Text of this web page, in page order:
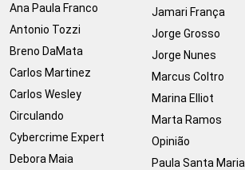
Ana Paula Franco
Antonio Tozzi
Breno DaMata
Carlos Martinez
Carlos Wesley
Circulando
Cybercrime Expert
Debora Maia
Jamari França
Jorge Grosso
Jorge Nunes
Marcus Coltro
Marina Elliot
Marta Ramos
Opinião
Paula Santa Maria